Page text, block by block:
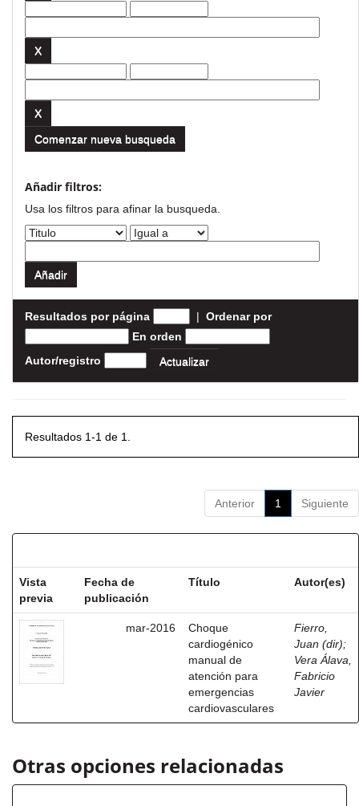
Comenzar nueva busqueda
Añadir filtros:
Usa los filtros para afinar la busqueda.
Resultados por página | Ordenar por
En orden
Autor/registro
Resultados 1-1 de 1.
Anterior 1 Siguiente
Vista
previa
Fecha de
publicación
Título Autor(es)
mar-2016
Choque
cardiogénico
manual de
atención para
emergencias
cardiovasculares
Fierro,
Juan (dir);
Vera Álava,
Fabricio
Javier
Otras opciones relacionadas